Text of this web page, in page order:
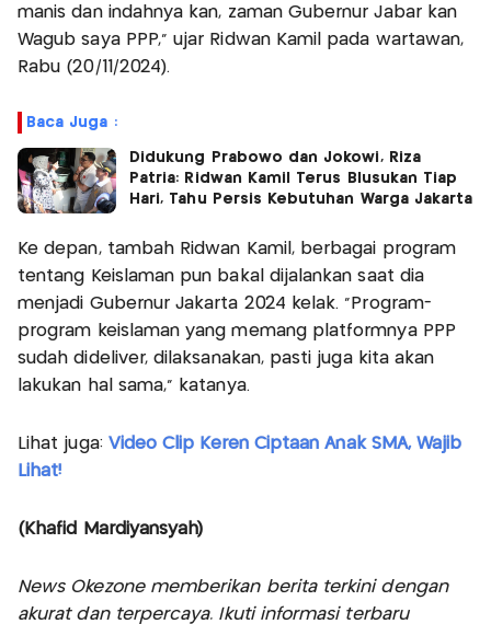
manis dan indahnya kan, zaman Gubernur Jabar kan
Wagub saya PPP," ujar Ridwan Kamil pada wartawan,
Rabu (20/11/2024).
Baca Juga :
Didukung Prabowo dan Jokowi, Riza
Patria: Ridwan Kamil Terus Blusukan Tiap
Hari, Tahu Persis Kebutuhan Warga Jakarta
Ke depan, tambah Ridwan Kamil, berbagai program
tentang Keislaman pun bakal dijalankan saat dia
menjadi Gubernur Jakarta 2024 kelak. "Program-
program keislaman yang memang platformnya PPP
sudah dideliver, dilaksanakan, pasti juga kita akan
lakukan hal sama," katanya.
Lihat juga: Video Clip Keren Ciptaan Anak SMA, Wajib
Lihat!
(Khafid Mardiyansyah)
News Okezone memberikan berita terkini dengan
akurat dan terpercaya. Ikuti informasi terbaru